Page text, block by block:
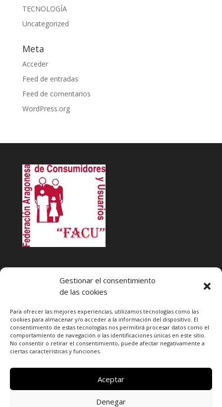
Gestionar el consentimiento
de las cookies
Para ofrecer las mejores experiencias, utilizamos tecnologías como las
cookies para almacenar y/o acceder a la información del dispositivo. El
consentimiento de estas tecnologías nos permitirá procesar datos como el
comportamiento de navegación o las identificaciones únicas en este sitio.
No consentir o retirar el consentimiento, puede afectar negativamente a
ciertas características y funciones.
Aceptar
Denegar
TECNOLOGÍA
Uncategorized
Meta
Acceder
Feed de entradas
Feed de comentarios
WordPress.org
MARTES Y JUEVES de17:00 a 20 horas
Teléfono de contacto976 13 47 92
Federación Aragonesa Consumidores y Usuarios. FACU
Calle Leopoldo Romeo, 30 local